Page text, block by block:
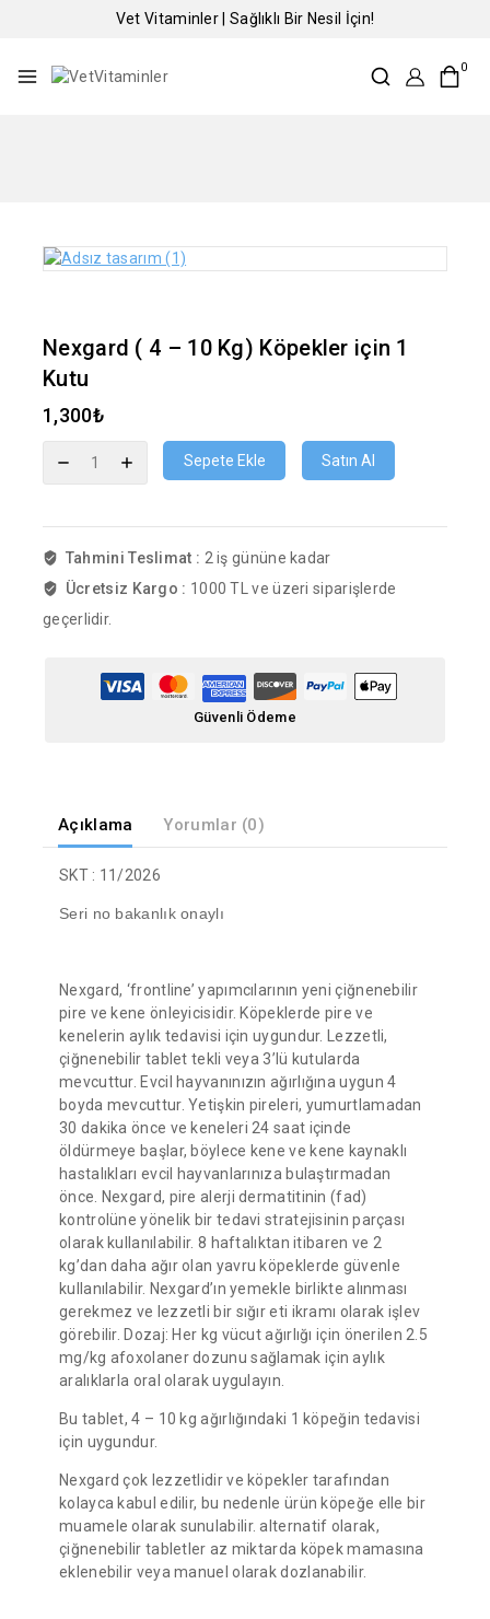
Vet Vitaminler | Sağlıklı Bir Nesil İçin!
0
Nexgard ( 4 – 10 Kg) Köpekler için 1
Kutu
1,300₺
Sepete Ekle Satın Al
Tahmini Teslimat : 2 iş gününe kadar
Ücretsiz Kargo : 1000 TL ve üzeri siparişlerde
geçerlidir.
Güvenli Ödeme
Açıklama Yorumlar (0)
SKT : 11/2026
Seri no bakanlık onaylı
Nexgard, ‘frontline’ yapımcılarının yeni çiğnenebilir
pire ve kene önleyicisidir. Köpeklerde pire ve
kenelerin aylık tedavisi için uygundur. Lezzetli,
çiğnenebilir tablet tekli veya 3’lü kutularda
mevcuttur. Evcil hayvanınızın ağırlığına uygun 4
boyda mevcuttur. Yetişkin pireleri, yumurtlamadan
30 dakika önce ve keneleri 24 saat içinde
öldürmeye başlar, böylece kene ve kene kaynaklı
hastalıkları evcil hayvanlarınıza bulaştırmadan
önce. Nexgard, pire alerji dermatitinin (fad)
kontrolüne yönelik bir tedavi stratejisinin parçası
olarak kullanılabilir. 8 haftalıktan itibaren ve 2
kg’dan daha ağır olan yavru köpeklerde güvenle
kullanılabilir. Nexgard’ın yemekle birlikte alınması
gerekmez ve lezzetli bir sığır eti ikramı olarak işlev
görebilir. Dozaj: Her kg vücut ağırlığı için önerilen 2.5
mg/kg afoxolaner dozunu sağlamak için aylık
aralıklarla oral olarak uygulayın.
Bu tablet, 4 – 10 kg ağırlığındaki 1 köpeğin tedavisi
için uygundur.
Nexgard çok lezzetlidir ve köpekler tarafından
kolayca kabul edilir, bu nedenle ürün köpeğe elle bir
muamele olarak sunulabilir. alternatif olarak,
çiğnenebilir tabletler az miktarda köpek mamasına
eklenebilir veya manuel olarak dozlanabilir.